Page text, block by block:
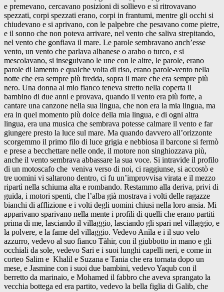
e premevano, cercavano posizioni di sollievo e si ritrovavano
spezzati, corpi spezzati erano, corpi in frantumi, mentre gli occhi si
chiudevano e si aprivano, con le palpebre che pesavano come pietre,
e il sonno che non poteva arrivare, nel vento che saliva strepitando,
nel vento che gonfiava il mare. Le parole sembravano anch’esse
vento, un vento che parlava albanese o arabo o turco, e si
mescolavano, si inseguivano le une con le altre, le parole, erano
parole di lamento e qualche volta di riso, erano parole-vento nella
notte che era sempre più fredda, sopra il mare che era sempre più
nero. Una donna al mio fianco teneva stretto nella coperta il
bambino di due anni e provava, quando il vento era più forte, a
cantare una canzone nella sua lingua, che non era la mia lingua, ma
era in quel momento più dolce della mia lingua, e di ogni altra
lingua, era una musica che sembrava potesse calmare il vento e far
giungere presto la luce sul mare. Ma quando davvero all’orizzonte
scorgemmo il primo filo di luce grigia e nebbiosa il barcone si fermò
e prese a becchettare nelle onde, il motore non singhiozzava più,
anche il vento sembrava abbassare la sua voce. Si intravide il profilo
di un motoscafo che veniva verso di noi, ci raggiunse, si accostò e
tre uomini vi saltarono dentro, ci fu un’improvvisa virata e il mezzo
ripartì nella schiuma alta e rombando. Restammo alla deriva, privi di
guida, i motori spenti, che l’alba già mostrava i volti delle ragazze
bianchi di afflizione e i volti degli uomini chiusi nella loro ansia. Mi
apparivano sparivano nella mente i profili di quelli che erano partiti
prima di me, lasciando il villaggio, lasciando gli spari nel villaggio, e
la polvere, e la fame del villaggio. Vedevo Anìla e i il suo velo
azzurro, vedevo al suo fianco Tàhir, con il giubbotto in mano e gli
occhiali da sole, vedevo Sari e i suoi lunghi capelli neri, e come in
corteo Salim e Khalil e Suzana e Tania che era tornata dopo un
mese, e Jasmine con i suoi due bambini, vedevo Yaqub con il
berretto da marinaio, e Mohamed il fabbro che aveva sprangato la
vecchia bottega ed era partito, vedevo la bella figlia di Galib, che